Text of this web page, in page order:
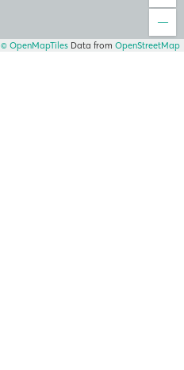
© OpenMapTiles Data from OpenStreetMap